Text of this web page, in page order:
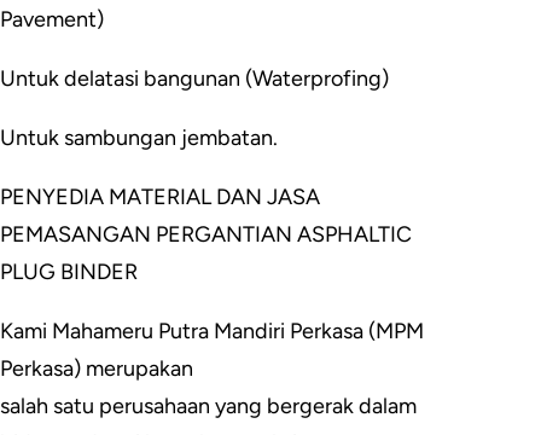
Pavement)
Untuk delatasi bangunan (Waterprofing)
Untuk sambungan jembatan.
PENYEDIA MATERIAL DAN JASA
PEMASANGAN PERGANTIAN ASPHALTIC
PLUG BINDER
Kami Mahameru Putra Mandiri Perkasa (MPM
Perkasa) merupakan
salah satu perusahaan yang bergerak dalam